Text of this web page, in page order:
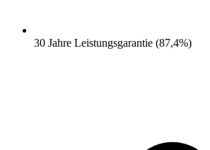
30 Jahre Leistungsgarantie (87,4%)